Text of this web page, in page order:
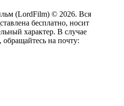
(LordFilm) © 2026. Вся
бесплатно, носит
характер. В случае
на почту: